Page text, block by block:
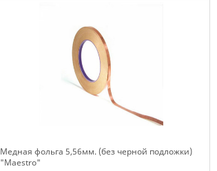
Медная фольга 5,56мм. (без черной подложки)
"Maestro"